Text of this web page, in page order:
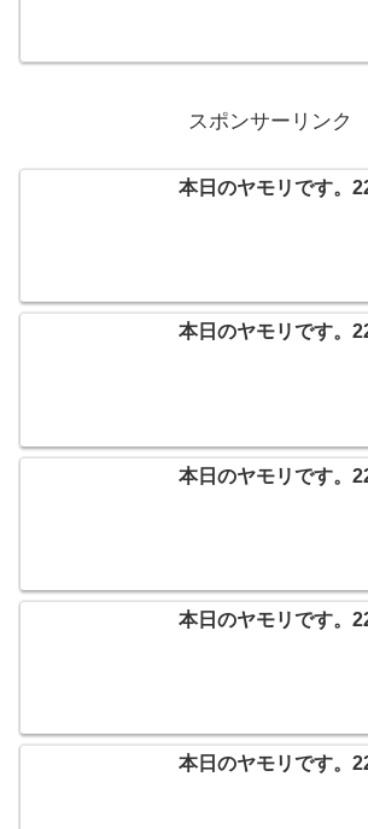
すが、単体かセッ
スポンサーリンク
本日のヤモリです。
本日のヤモリです。
本日のヤモリです。
本日のヤモリです。
本日のヤモリです。